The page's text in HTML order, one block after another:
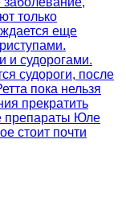
только
еще
и судорогами.
судороги, после
пока нельзя
прекратить
препараты Юле
стоит почти